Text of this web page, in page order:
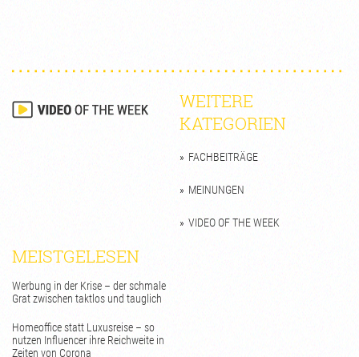
WEITERE
KATEGORIEN
FACHBEITRÄGE
MEINUNGEN
VIDEO OF THE WEEK
MEISTGELESEN
Werbung in der Krise – der schmale
Grat zwischen taktlos und tauglich
Homeoffice statt Luxusreise – so
nutzen Influencer ihre Reichweite in
Zeiten von Corona